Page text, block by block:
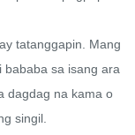
tatanggapin. Mang
bababa sa isang ara
dagdag na kama o
singil.